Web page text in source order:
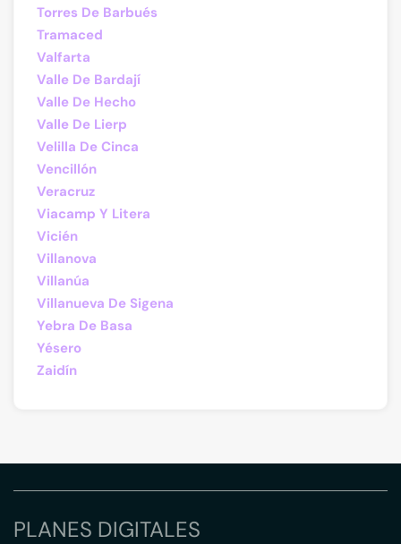
Torres De Barbués
Tramaced
Valfarta
Valle De Bardají
Valle De Hecho
Valle De Lierp
Velilla De Cinca
Vencillón
Veracruz
Viacamp Y Litera
Vicién
Villanova
Villanúa
Villanueva De Sigena
Yebra De Basa
Yésero
Zaidín
PLANES DIGITALES